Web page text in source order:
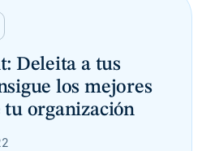
Deleita a tus
los mejores
tu organización